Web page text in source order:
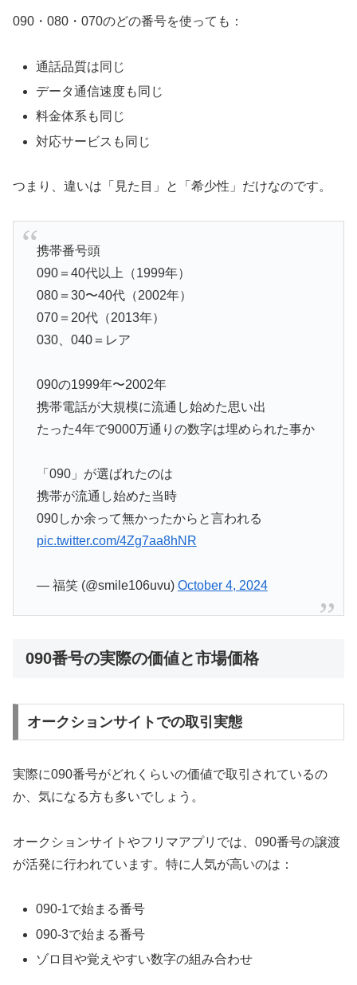
090・080・070のどの番号を使っても：
通話品質は同じ
データ通信速度も同じ
料金体系も同じ
対応サービスも同じ
つまり、違いは「見た目」と「希少性」だけなのです。
携帯番号頭
090＝40代以上（1999年）
080＝30〜40代（2002年）
070＝20代（2013年）
030、040＝レア
090の1999年〜2002年
携帯電話が大規模に流通し始めた思い出
たった4年で9000万通りの数字は埋められた事か
「090」が選ばれたのは
携帯が流通し始めた当時
090しか余って無かったからと言われる
pic.twitter.com/4Zg7aa8hNR
— 福笑 (@smile106uvu) October 4, 2024
090番号の実際の価値と市場価格
オークションサイトでの取引実態
実際に090番号がどれくらいの価値で取引されているの
か、気になる方も多いでしょう。
オークションサイトやフリマアプリでは、090番号の譲渡
が活発に行われています。特に人気が高いのは：
090-1で始まる番号
090-3で始まる番号
ゾロ目や覚えやすい数字の組み合わせ